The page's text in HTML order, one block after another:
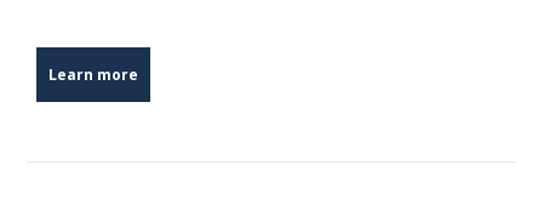
Learn more